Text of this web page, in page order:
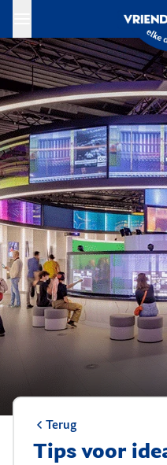
Ga naar de hoofdinhoud
Terug
Tips voor